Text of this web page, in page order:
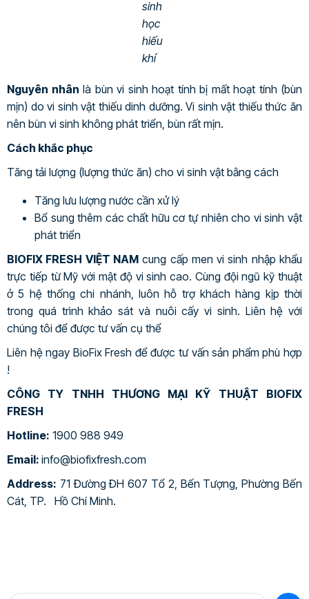
sinh
học
hiếu
khí
Nguyên nhân là bùn vi sinh hoạt tính bị mất hoạt tính (bùn
mịn) do vi sinh vật thiếu dinh dưỡng. Vi sinh vật thiếu thức ăn
nên bùn vi sinh không phát triển, bùn rất mịn.
Cách khắc phục
Tăng tải lượng (lượng thức ăn) cho vi sinh vật bằng cách
Tăng lưu lượng nước cần xử lý
Bổ sung thêm các chất hữu cơ tự nhiên cho vi sinh vật
phát triển
BIOFIX FRESH VIỆT NAMcung cấp men vi sinh nhập khẩu
trực tiếp từ Mỹ với mật độ vi sinh cao. Cùng đội ngũ kỹ thuật
ở 5 hệ thống chi nhánh, luôn hỗ trợ khách hàng kịp thời
trong quá trình khảo sát và nuôi cấy vi sinh. Liên hệ với
chúng tôi để được tư vấn cụ thể
Liên hệ ngay BioFix Fresh để được tư vấn sản phẩm phù hợp
!
CÔNG TY TNHH THƯƠNG MẠI KỸ THUẬT BIOFIX
FRESH
Hotline: 1900 988 949
Email: info@biofixfresh.com
Address: 71 Đường ĐH 607 Tổ 2, Bến Tượng, Phường Bến
Cát, TP. Hồ Chí Minh.